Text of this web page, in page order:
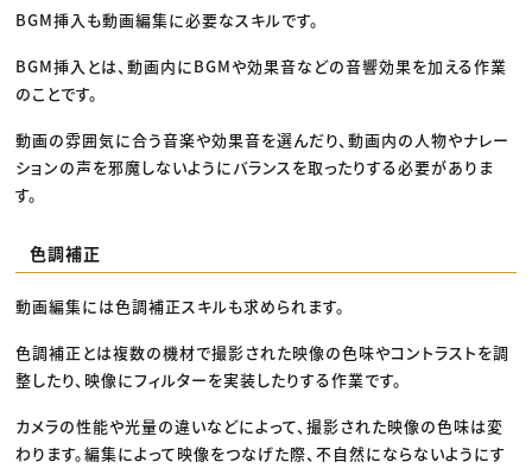
BGM挿入も動画編集に必要なスキルです。
BGM挿入とは、動画内にBGMや効果音などの音響効果を加える作業
のことです。
動画の雰囲気に合う音楽や効果音を選んだり、動画内の人物やナレー
ションの声を邪魔しないようにバランスを取ったりする必要がありま
す。
色調補正
動画編集には色調補正スキルも求められます。
色調補正とは複数の機材で撮影された映像の色味やコントラストを調
整したり、映像にフィルターを実装したりする作業です。
カメラの性能や光量の違いなどによって、撮影された映像の色味は変
わります。編集によって映像をつなげた際、不自然にならないようにす